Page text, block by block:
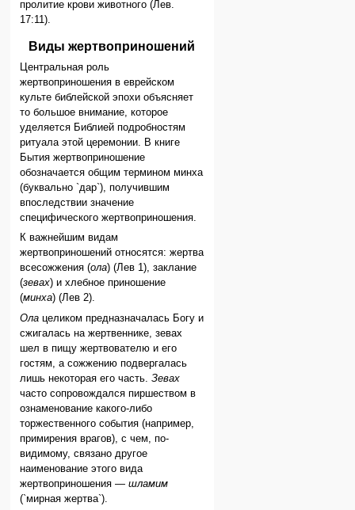
пролитие крови животного (Лев.
17:11).
Виды жертвоприношений
Центральная роль
жертвоприношения в еврейском
культе библейской эпохи объясняет
то большое внимание, которое
уделяется Библией подробностям
ритуала этой церемонии. В книге
Бытия жертвоприношение
обозначается общим термином минха
(буквально `дар`), получившим
впоследствии значение
специфического жертвоприношения.
К важнейшим видам
жертвоприношений относятся: жертва
всесожжения (ола) (Лев 1), заклание
(зевах) и хлебное приношение
(минха) (Лев 2).
Ола целиком предназначалась Богу и
сжигалась на жертвеннике, зевах
шел в пищу жертвователю и его
гостям, а сожжению подвергалась
лишь некоторая его часть.Зевах
часто сопровождался пиршеством в
ознаменование какого-либо
торжественного события (например,
примирения врагов), с чем, по-
видимому, связано другое
наименование этого вида
жертвоприношения —шламим
(`мирная жертва`).